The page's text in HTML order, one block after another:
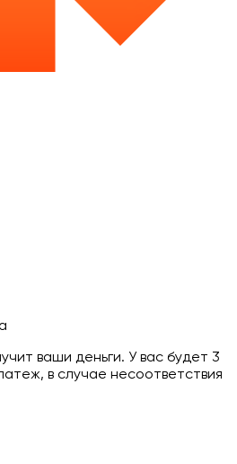
ваши деньги. У вас будет 3
в случае несоответствия